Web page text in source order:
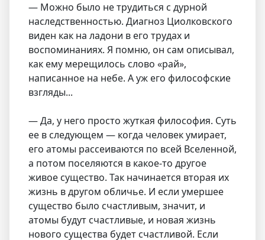
— Можно было не трудиться с дурной
наследственностью. Диагноз Циолковского
виден как на ладони в его трудах и
воспоминаниях. Я помню, он сам описывал,
как ему мерещилось слово «рай»,
написанное на небе. А уж его философские
взгляды...
— Да, у него просто жуткая философия. Суть
ее в следующем — когда человек умирает,
его атомы рассеиваются по всей Вселенной,
а потом поселяются в какое-то другое
живое существо. Так начинается вторая их
жизнь в другом обличье. И если умершее
существо было счастливым, значит, и
атомы будут счастливые, и новая жизнь
нового существа будет счастливой. Если